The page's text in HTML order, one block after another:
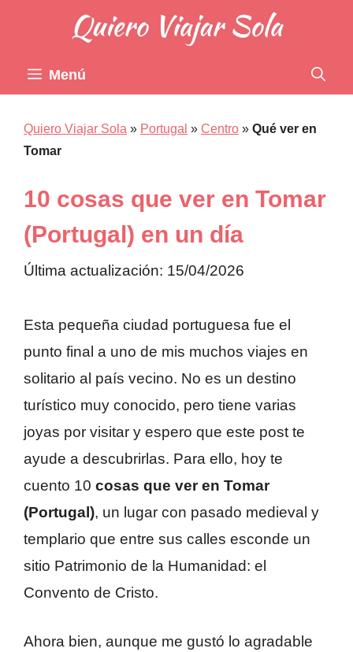
contenido
Menú
Quiero Viajar Sola » Portugal » Centro » Qué ver en
Tomar
10 cosas que ver en Tomar
(Portugal) en un día
Última actualización: 15/04/2026
Esta pequeña ciudad portuguesa fue el
punto final a uno de mis muchos viajes en
solitario al país vecino. No es un destino
turístico muy conocido, pero tiene varias
joyas por visitar y espero que este post te
ayude a descubrirlas. Para ello, hoy te
cuento 10 cosas que ver en Tomar
(Portugal), un lugar con pasado medieval y
templario que entre sus calles esconde un
sitio Patrimonio de la Humanidad: el
Convento de Cristo.
Ahora bien, aunque me gustó lo agradable